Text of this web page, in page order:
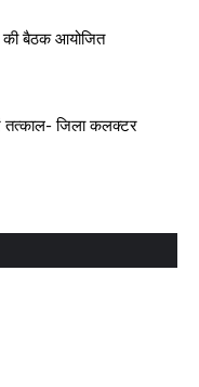
की बैठक आयोजित
तत्काल- जिला कलक्टर